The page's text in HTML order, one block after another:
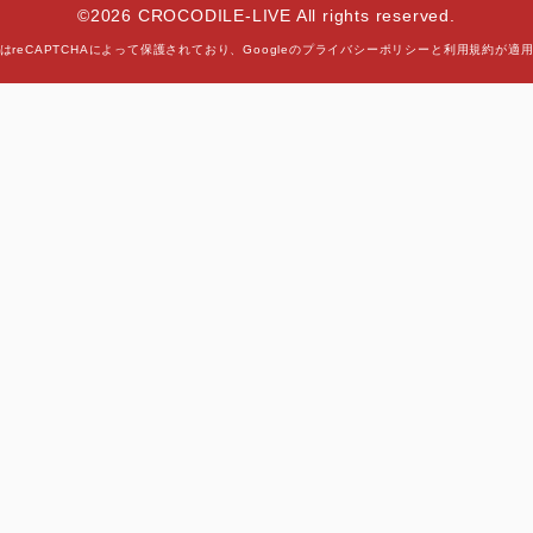
©2026 CROCODILE-LIVE All rights reserved.
reCAPTCHAによって保護されており、Googleのプライバシーポリシー と 利用規約が適